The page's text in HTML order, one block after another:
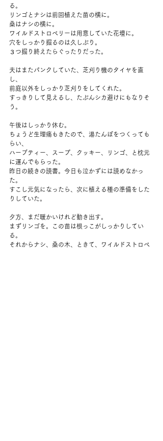
る。
リンゴとナシは前回植えた苗の横に。
桑はナシの横に。
ワイルドストロベリーは用意していた花壇に。
穴をしっかり掘るのは久しぶり。
３つ掘り終えたらぐったりだった。
夫はまたパンクしていた、芝刈り機のタイヤを直
し、
前庭以外をしっかり芝刈りをしてくれた。
すっきりして見えるし、たぶんシカ避けにもなりそ
う。
午後はしっかり休む。
ちょうど生理痛もきたので、湯たんぽをつくっても
らい、
ハーブティー、スープ、クッキー、リンゴ、と枕元
に運んでもらった。
昨日の続きの読書。今日も泣かずには読めなかっ
た。
すこし元気になったら、次に植える種の準備をした
りしていた。
夕方、まだ暖かいけれど動き出す。
まずリンゴを。この苗は根っこがしっかりしてい
る。
それからナシ、桑の木、ときて、ワイルドストロベ